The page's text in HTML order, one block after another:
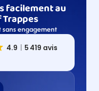
facilement au
engagement